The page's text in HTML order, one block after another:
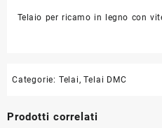
Telaio per ricamo in legno con
Categorie: Telai,Telai DMC
Prodotti correlati